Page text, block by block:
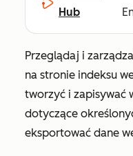
Hub
Przeglądaj i
na stronie indeksu
tworzyć i zapisywać
dotyczące
eksportować dane